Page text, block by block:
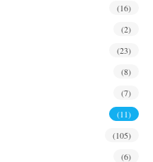
(16)
(2)
(23)
(8)
(7)
(11)
(105)
(6)